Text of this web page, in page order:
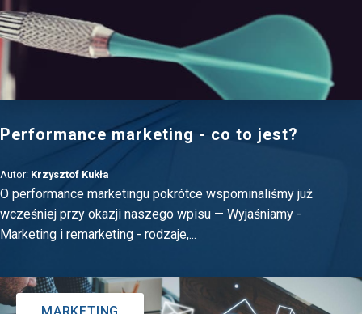
Performance marketing - co to jest?
Autor: Krzysztof Kukła
O performance marketingu pokrótce wspominaliśmy już
wcześniej przy okazji naszego wpisu — Wyjaśniamy -
Marketing i remarketing - rodzaje,...